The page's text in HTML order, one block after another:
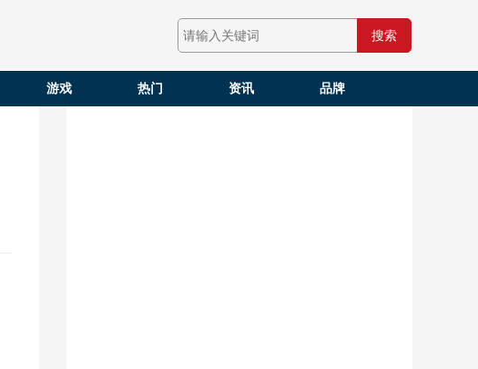
搜索
游戏 热门 资讯 品牌